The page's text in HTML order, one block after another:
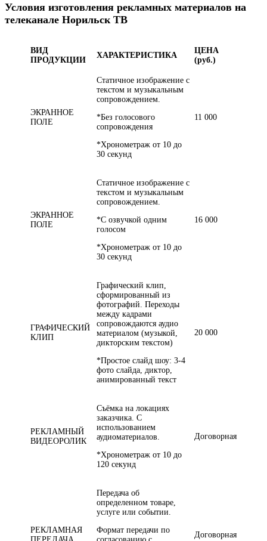
Условия изготовления рекламных материалов на
телеканале Норильск ТВ
ВИД
ПРОДУКЦИИ
ХАРАКТЕРИСТИКА
ЦЕНА
(руб.)
ЭКРАННОЕ
ПОЛЕ
Статичное изображение с
текстом и музыкальным
сопровождением.
*Без голосового
сопровождения
*Хронометраж от 10 до
30 секунд
11 000
ЭКРАННОЕ
ПОЛЕ
Статичное изображение с
текстом и музыкальным
сопровождением.
*С озвучкой одним
голосом
*Хронометраж от 10 до
30 секунд
16 000
ГРАФИЧЕСКИЙ
КЛИП
Графический клип,
сформированный из
фотографий. Переходы
между кадрами
сопровождаются аудио
материалом (музыкой,
дикторским текстом)
*Простое слайд шоу: 3-4
фото слайда, диктор,
анимированный текст
20 000
РЕКЛАМНЫЙ
ВИДЕОРОЛИК
Съёмка на локациях
заказчика. С
использованием
аудиоматериалов.
*Хронометраж от 10 до
120 секунд
Договорная
РЕКЛАМНАЯ
Передача об
определенном товаре,
услуге или событии.
Формат передачи по
Договорная